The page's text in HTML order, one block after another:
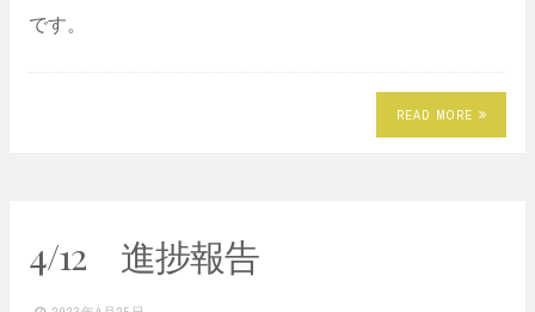
です。
READ MORE
4/12 進捗報告